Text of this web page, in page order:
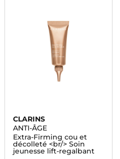
CLARINS
ANTI-ÂGE
Extra-Firming cou et
décolleté <br/> Soin
jeunesse lift-regalbant